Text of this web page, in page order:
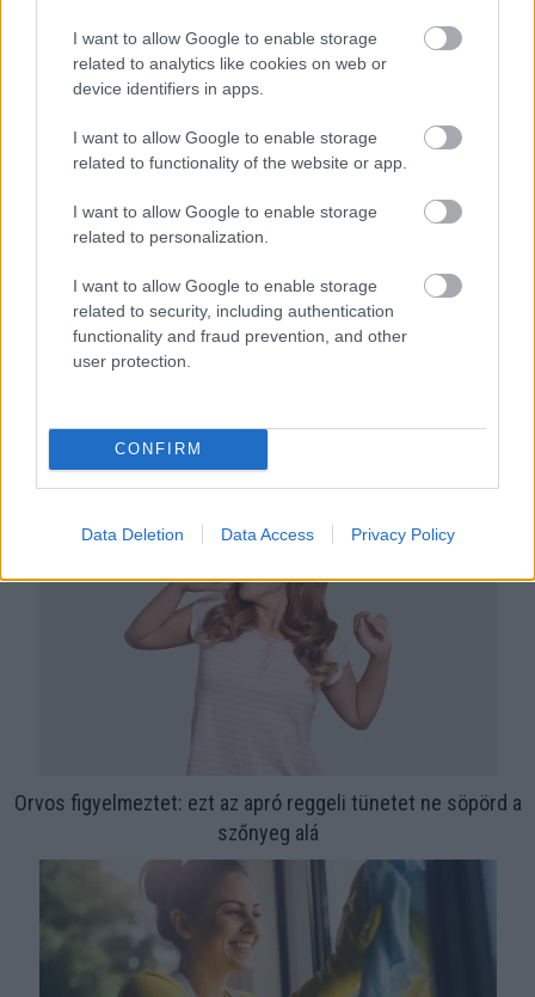
I want to allow Google to enable storage
related to analytics like cookies on web or
device identifiers in apps.
I want to allow Google to enable storage
related to functionality of the website or app.
I want to allow Google to enable storage
related to personalization.
I want to allow Google to enable storage
related to security, including authentication
functionality and fraud prevention, and other
user protection.
CONFIRM
Data Deletion Data Access Privacy Policy
Egyre több embernél jelentkezik ez a hiányállapot – az
Ha ezt érzed evés után, a szervezeted fontos dologra
próbál figyelmeztetni
Orvos figyelmeztet: ezt az apró reggeli tünetet ne söpörd a
szőnyeg alá